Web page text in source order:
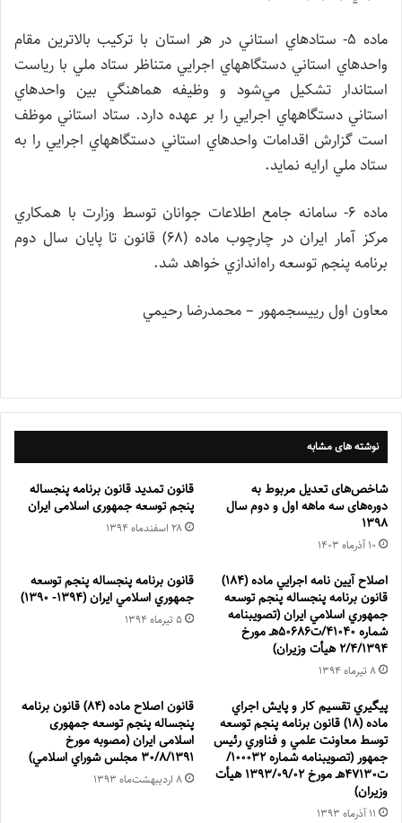
ماده ۵- ستادهاي استاني در هر استان با تركيب بالاترين مقام
واحدهاي استاني دستگاههاي اجرايي متناظر ستاد ملي با رياست
استاندار تشكيل مي‌شود و وظيفه هماهنگي بين واحدهاي
استاني دستگاههاي اجرايي را بر عهده دارد. ستاد استاني موظف
است گزارش اقدامات واحدهاي استاني دستگاههاي اجرايي را به
ستاد ملي ارايه نمايد.
ماده ۶- سامانه جامع اطلاعات جوانان توسط وزارت با همكاري
مركز آمار ايران در چارچوب ماده (۶۸) قانون تا پايان سال دوم
برنامه پنجم توسعه راه‌اندازي خواهد شد.
معاون اول رييس‎جمهور – محمدرضا رحيمي
نوشته های مشابه
شاخص‌های تعديل مربوط به
دوره‌های سه ماهه اول و دوم سال
1398
۱۰ آذر‌ماه ۱۴۰۳
قانون تمدید قانون برنامه پنجساله
پنجم توسعه جمهوری اسلامی ایران
۲۸ اسفند‌ماه ۱۳۹۴
اصلاح آيين نامه اجرايي ماده (۱۸۴)
قانون برنامه پنجساله پنجم توسعه
جمهوري اسلامي ايران (تصویبنامه
شماره 41040/ت50686هـ مورخ
2/4/1394 هیأت وزیران)
۸ تیر‌ماه ۱۳۹۴
قانون برنامه پنجساله پنجم توسعه
جمهوري اسلامي ايران (1394- 1390)
۵ تیر‌ماه ۱۳۹۴
پيگيري تقسيم كار و پايش اجراي
ماده (۱۸) قانون برنامه پنجم توسعه
توسط معاونت علمي و فناوري رئيس
جمهور (تصویبنامه شماره 100032/
ت47130هـ مورخ 1393/09/02 هیأت
وزیران)
۱۱ آذر‌ماه ۱۳۹۳
قانون اصلاح ماده (۸۴) قانون برنامه
پنجساله پنجم توسعه جمهوری
اسلامی ایران (مصوبه مورخ
۳۰/۸/۱۳۹۱ مجلس شوراي اسلامي)
۸ اردیبهشت‌ماه ۱۳۹۳